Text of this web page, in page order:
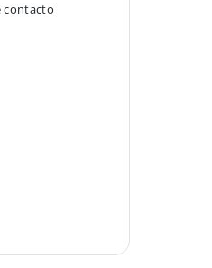
contacto